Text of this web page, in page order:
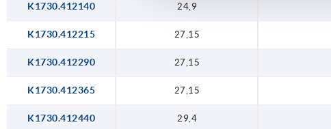
K1730.412140 24,9
K1730.412215 27,15
K1730.412290 27,15
K1730.412365 27,15
K1730.412440 29,4